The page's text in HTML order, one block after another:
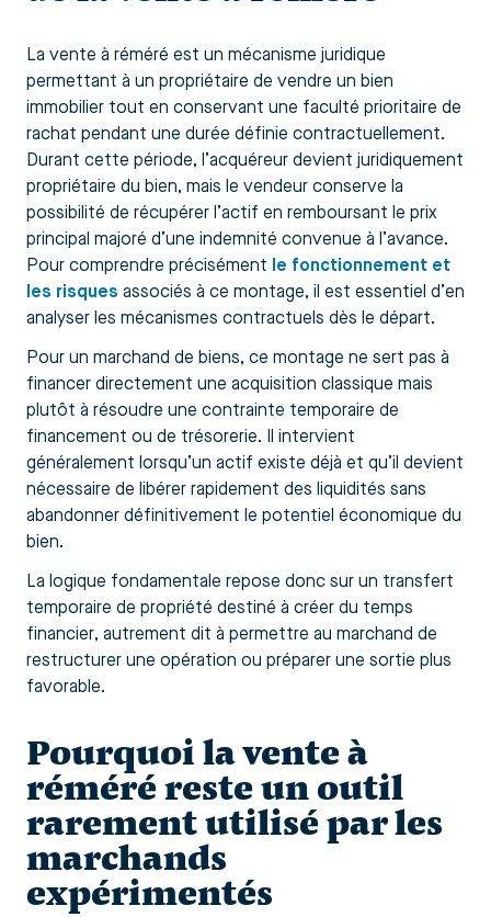
La vente à réméré est un mécanisme juridique
permettant à un propriétaire de vendre un bien
immobilier tout en conservant une faculté prioritaire de
rachat pendant une durée définie contractuellement.
Durant cette période, l’acquéreur devient juridiquement
propriétaire du bien, mais le vendeur conserve la
possibilité de récupérer l’actif en remboursant le prix
principal majoré d’une indemnité convenue à l’avance.
Pour comprendre précisément
le fonctionnement et
les risques associés à ce montage, il est essentiel d’en
analyser les mécanismes contractuels dès le départ.
Pour un marchand de biens, ce montage ne sert pas à
financer directement une acquisition classique mais
plutôt à résoudre une contrainte temporaire de
financement ou de trésorerie. Il intervient
généralement lorsqu’un actif existe déjà et qu’il devient
nécessaire de libérer rapidement des liquidités sans
abandonner définitivement le potentiel économique du
bien.
La logique fondamentale repose donc sur un transfert
temporaire de propriété destiné à créer du temps
financier, autrement dit à permettre au marchand de
restructurer une opération ou préparer une sortie plus
favorable.
Pourquoi la vente à
réméré reste un outil
rarement utilisé par les
marchands
expérimentés